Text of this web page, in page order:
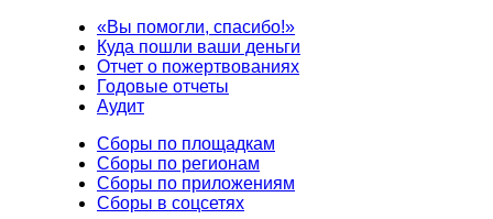
«Вы помогли, спасибо!»
Куда пошли ваши деньги
Отчет о пожертвованиях
Годовые отчеты
Аудит
Сборы по площадкам
Сборы по регионам
Сборы по приложениям
Сборы в соцсетях